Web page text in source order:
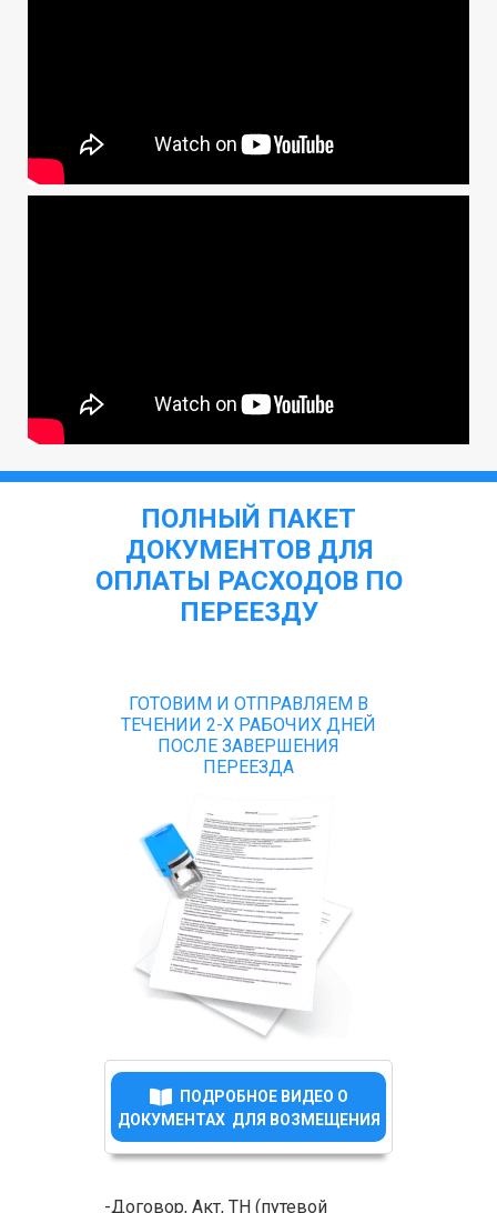
ПОЛНЫЙ ПАКЕТ
ДОКУМЕНТОВ ДЛЯ
ОПЛАТЫ РАСХОДОВ ПО
ПЕРЕЕЗДУ
ГОТОВИМ И ОТПРАВЛЯЕМ В
ТЕЧЕНИИ 2-Х РАБОЧИХ ДНЕЙ
ПОСЛЕ ЗАВЕРШЕНИЯ
ПЕРЕЕЗДА
-Договор, Акт, ТН (путевой
ПОДРОБНОЕ ВИДЕО О
ДОКУМЕНТАХ ДЛЯ ВОЗМЕЩЕНИЯ